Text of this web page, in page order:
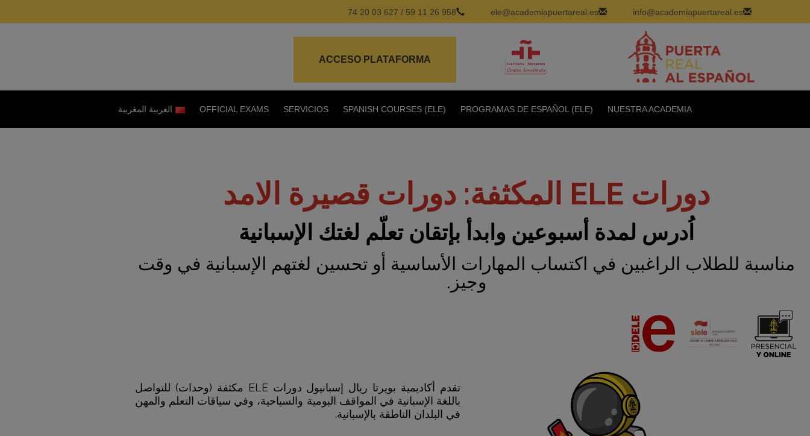
info@academiapuertareal.es
ele@academiapuertareal.es
958 26 11 59
/
627 03 20 74
ACCESO PLATAFORMA
NUESTRA ACADEMIA
PROGRAMAS DE ESPAÑOL (ELE)
SPANISH COURSES (ELE)
SERVICIOS
OFFICIAL EXAMS العربية المغربية
دورات ELE المكثفة: دورات قصيرة الامد
اُدرس لمدة أسبوعين وابدأ بإتقان تعلّم لغتك الإسبانية
مناسبة للطلاب الراغبين في اكتساب المهارات الأساسية أو تحسين لغتهم الإسبانية في وقت
وجيز.
تقدم أكاديمية بويرتا ريال إسبانيول دورات ELE مكثفة (وحدات) للتواصل
باللغة الإسبانية في المواقف اليومية والسياحية، وفي سياقات التعلم والمهن
في البلدان الناطقة بالإسبانية.